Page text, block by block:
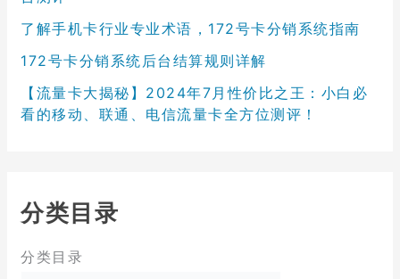
了解手机卡行业专业术语，172号卡分销系统指南
172号卡分销系统后台结算规则详解
【流量卡大揭秘】2024年7月性价比之王：小白必
看的移动、联通、电信流量卡全方位测评！
分类目录
分类目录